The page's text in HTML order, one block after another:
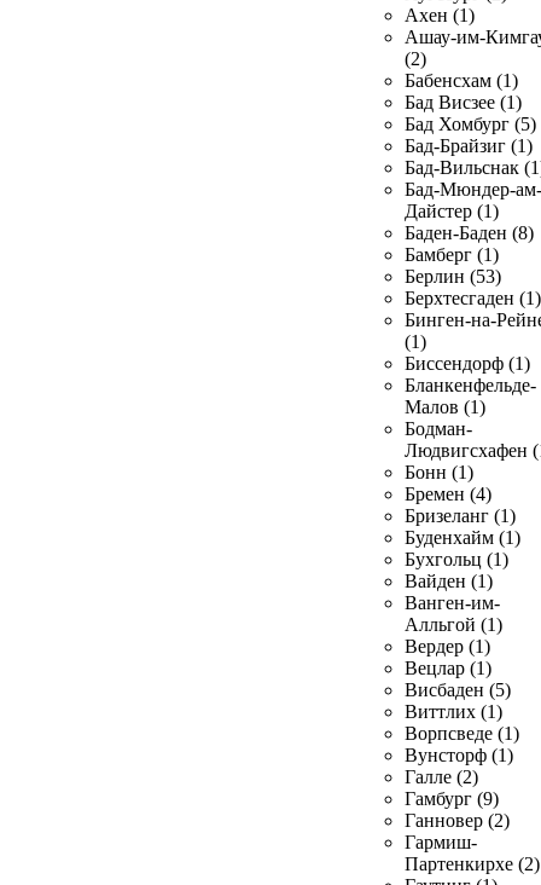
Ахен (1)
Ашау-им-
(2)
Бабенсхам (1)
Бад Висзее (1)
Бад Хомбург (5)
Бад-Брайзиг (1)
Бад-Вильснак
Бад-Мюндер-ам-
Дайстер (1)
Баден-Баден (8)
Бамберг (1)
Берлин (53)
Берхтесгаден (1)
Бинген-на-
(1)
Биссендорф (1)
Бланкенфельде-
Малов (1)
Бодман-
Людвигсхафен
Бонн (1)
Бремен (4)
Бризеланг (1)
Буденхайм (1)
Бухгольц (1)
Вайден (1)
Ванген-им-
Алльгой (1)
Вердер (1)
Вецлар (1)
Висбаден (5)
Виттлих (1)
Ворпсведе (1)
Вунсторф (1)
Галле (2)
Гамбург (9)
Ганновер (2)
Гармиш-
Партенкирхе (2)